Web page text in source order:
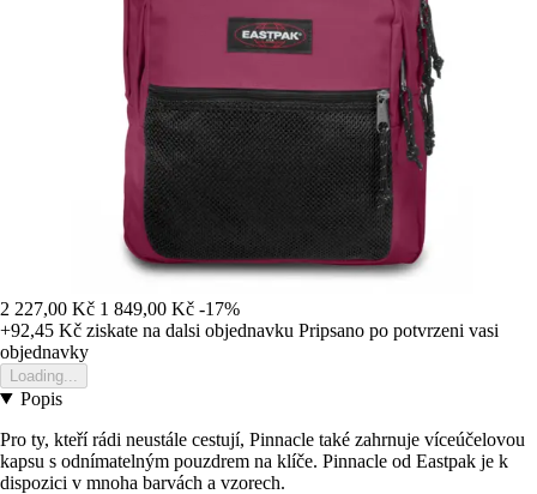
2 227,00 Kč 1 849,00 Kč -17%
+92,45 Kč ziskate na dalsi objednavku Pripsano po potvrzeni vasi
objednavky
Loading...
Popis
Pro ty, kteří rádi neustále cestují, Pinnacle také zahrnuje víceúčelovou
kapsu s odnímatelným pouzdrem na klíče. Pinnacle od Eastpak je k
dispozici v mnoha barvách a vzorech.